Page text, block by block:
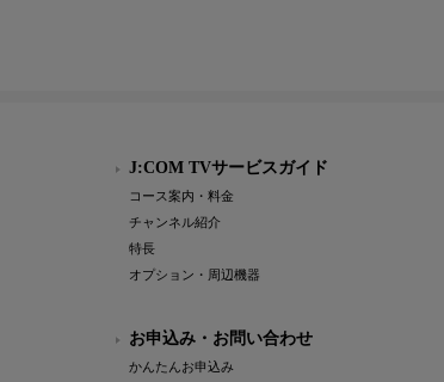
J:COM TVサービスガイド
コース案内・料金
チャンネル紹介
特長
オプション・周辺機器
お申込み・お問い合わせ
かんたんお申込み